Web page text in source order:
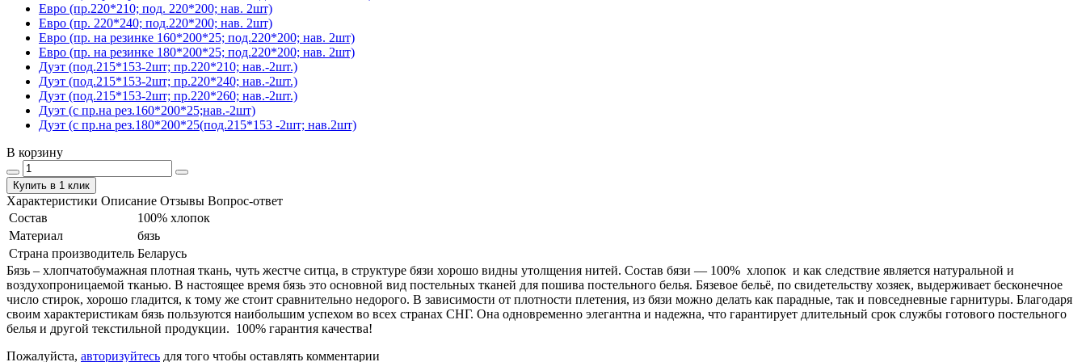
Евро (пр.220*210; под. 220*200; нав. 2шт)
Евро (пр. 220*240; под.220*200; нав. 2шт)
Евро (пр. на резинке 160*200*25; под.220*200; нав. 2шт)
Евро (пр. на резинке 180*200*25; под.220*200; нав. 2шт)
Дуэт (под.215*153-2шт; пр.220*210; нав.-2шт.)
Дуэт (под.215*153-2шт; пр.220*240; нав.-2шт.)
Дуэт (под.215*153-2шт; пр.220*260; нав.-2шт.)
Дуэт (с пр.на рез.160*200*25;нав.-2шт)
Дуэт (с пр.на рез.180*200*25(под.215*153 -2шт; нав.2шт)
В корзину
Купить в 1 клик
Характеристики Описание Отзывы Вопрос-ответ
Состав
100% хлопок
Материал
бязь
Страна производитель Беларусь
Бязь – хлопчатобумажная плотная ткань, чуть жестче ситца, в структуре бязи хорошо видны утолщения нитей. Состав бязи ― 100% хлопок и как следствие является натуральной и
воздухопроницаемой тканью. В настоящее время бязь это основной вид постельных тканей для пошива постельного белья. Бязевое бельё, по свидетельству хозяек, выдерживает бесконечное
число стирок, хорошо гладится, к тому же стоит сравнительно недорого. В зависимости от плотности плетения, из бязи можно делать как парадные, так и повседневные гарнитуры. Благодаря
своим характеристикам бязь пользуются наибольшим успехом во всех странах СНГ. Она одновременно элегантна и надежна, что гарантирует длительный срок службы готового постельного
белья и другой текстильной продукции. 100% гарантия качества!
Пожалуйста, авторизуйтесь для того чтобы оставлять комментарии